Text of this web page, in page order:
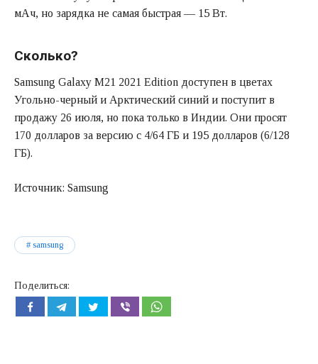
мАч, но зарядка не самая быстрая — 15 Вт.
Сколько?
Samsung Galaxy M21 2021 Edition доступен в цветах
Угольно-черный и Арктический синий и поступит в
продажу 26 июля, но пока только в Индии. Они просят
170 долларов за версию с 4/64 ГБ и 195 долларов (6/128
ГБ).
Источник: Samsung
samsung
Поделиться: